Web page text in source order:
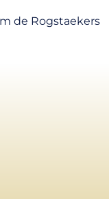
de Rogstaekers